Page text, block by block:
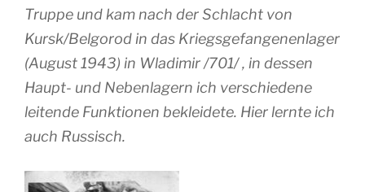
Truppe und kam nach der Schlacht von
Kursk/Belgorod in das Kriegsgefangenenlager
(August 1943) in Wladimir /701/ , in dessen
Haupt- und Nebenlagern ich verschiedene
leitende Funktionen bekleidete. Hier lernte ich
auch Russisch.